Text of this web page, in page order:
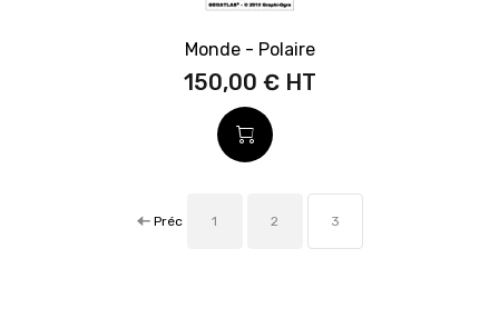
Monde - Polaire
150,00 €
Préc 1 2 3